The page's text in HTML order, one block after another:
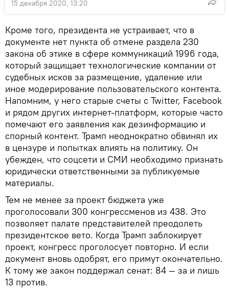
15 декабря 2020, 13:20
Кроме того, президента не устраивает, что в
документе нет пункта об отмене раздела 230
закона об этике в сфере коммуникаций 1996 года,
который защищает технологические компании от
судебных исков за размещение, удаление или
иное модерирование пользовательского контента.
Напомним, у него старые счеты с Twitter, Facebook
и рядом других интернет-платформ, которые часто
помечают его заявления как дезинформацию и
спорный контент. Трамп неоднократно обвинял их
в цензуре и попытках влиять на политику. Он
убежден, что соцсети и СМИ необходимо признать
юридически ответственными за публикуемые
материалы.
Тем не менее за проект бюджета уже
проголосовали 300 конгрессменов из 438. Это
позволяет палате представителей преодолеть
президентское вето. Когда Трамп заблокирует
проект, конгресс проголосует повторно. И если
документ вновь одобрят, его примут окончательно.
К тому же закон поддержал сенат: 84 — за и лишь
13 против.